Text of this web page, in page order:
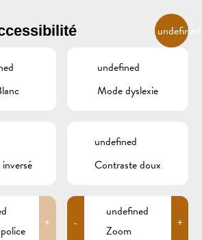
MENU
undefined
undefined
Mode dyslexie
undefined
Contraste doux
+ -
undefined
Zoom
+